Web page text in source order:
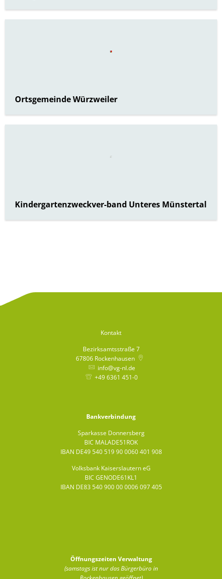
Ortsgemeinde Würzweiler
Kindergartenzweckver-band Unteres Münstertal
Kontakt
Bezirksamtsstraße 7
67806 Rockenhausen
info@vg-nl.de
+49 6361 451-0
Bankverbindung
Sparkasse Donnersberg
BIC MALADE51ROK
IBAN DE49 540 519 90 0060 401 908
Volksbank Kaiserslautern eG
BIC GENODE61KL1
IBAN DE83 540 900 00 0006 097 405
Öffnungszeiten Verwaltung
(samstags ist nur das Bürgerbüro in